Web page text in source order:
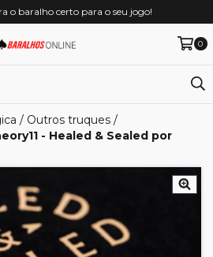
o baralho certo para o seu jogo!
0
/ Outros truques /
- Healed & Sealed por